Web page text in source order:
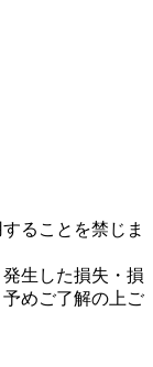
ることを禁じま
生した損失・損
めご了解の上ご